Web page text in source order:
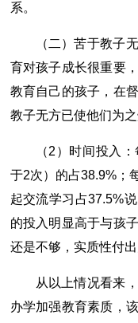
系。
（二）苦于教子
育对孩子成长很重要
教育自己的孩子，在
教子无方已使他们为之
（2）时间投入
于2次）的占38.9%；
起交流学习占37.5%
的投入明显高于与孩
还是不够，实质性付出
从以上情况看来
办学加强教育素质，